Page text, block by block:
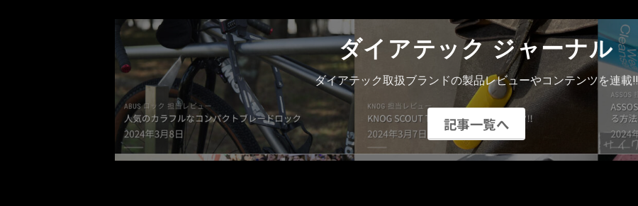
ダイアテック ジャーナル
ダイアテック取扱ブランドの製品レビューやコンテンツを連載!!
記事一覧へ